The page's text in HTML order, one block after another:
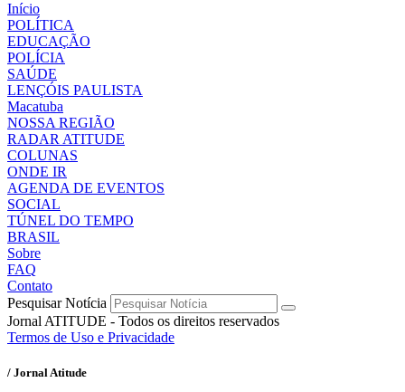
Início
POLÍTICA
EDUCAÇÃO
POLÍCIA
SAÚDE
LENÇÓIS PAULISTA
Macatuba
NOSSA REGIÃO
RADAR ATITUDE
COLUNAS
ONDE IR
AGENDA DE EVENTOS
SOCIAL
TÚNEL DO TEMPO
BRASIL
Sobre
FAQ
Contato
Pesquisar Notícia
Jornal ATITUDE - Todos os direitos reservados
Termos de Uso e Privacidade
/ Jornal Atitude